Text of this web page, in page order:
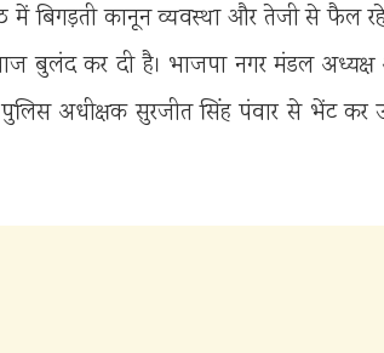
में बिगड़ती कानून व्यवस्था और तेजी से
बुलंद कर दी है। भाजपा नगर मंडल अध्यक्ष
अधीक्षक सुरजीत सिंह पंवार से भेंट कर